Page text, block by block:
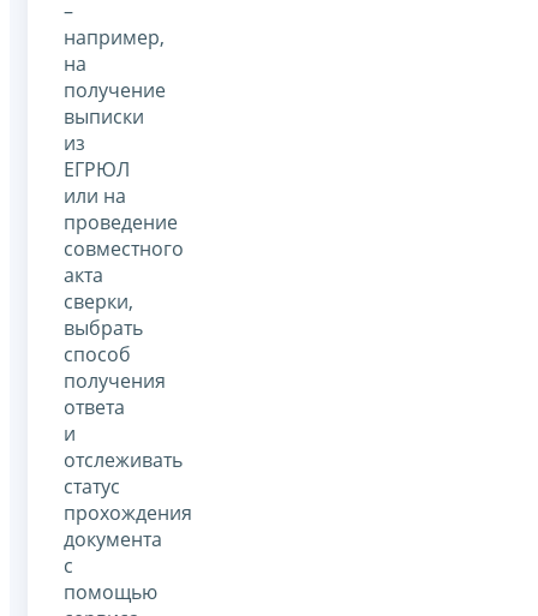
–
например,
на
получение
выписки
из
ЕГРЮЛ
или на
проведение
совместного
акта
сверки,
выбрать
способ
получения
ответа
и
отслеживать
статус
прохождения
документа
с
помощью